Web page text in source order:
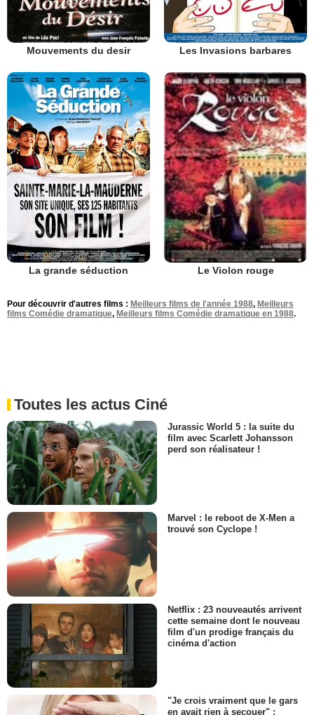
Mouvements du desir Les Invasions barbares
La grande séduction Le Violon rouge
Pour découvrir d'autres films : Meilleurs films de l'année 1988, Meilleurs
films Comédie dramatique, Meilleurs films Comédie dramatique en 1988.
Toutes les actus Ciné
Jurassic World 5 : la suite du
film avec Scarlett Johansson
perd son réalisateur !
Marvel : le reboot de X-Men a
trouvé son Cyclope !
Netflix : 23 nouveautés arrivent
cette semaine dont le nouveau
film d'un prodige français du
cinéma d'action
"Je crois vraiment que le gars
en avait rien à secouer" :